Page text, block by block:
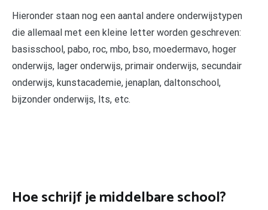
Hieronder staan nog een aantal andere onderwijstypen
die allemaal met een kleine letter worden geschreven:
basisschool, pabo, roc, mbo, bso, moedermavo, hoger
onderwijs, lager onderwijs, primair onderwijs, secundair
onderwijs, kunstacademie, jenaplan, daltonschool,
bijzonder onderwijs, lts, etc.
Hoe schrijf je middelbare school?